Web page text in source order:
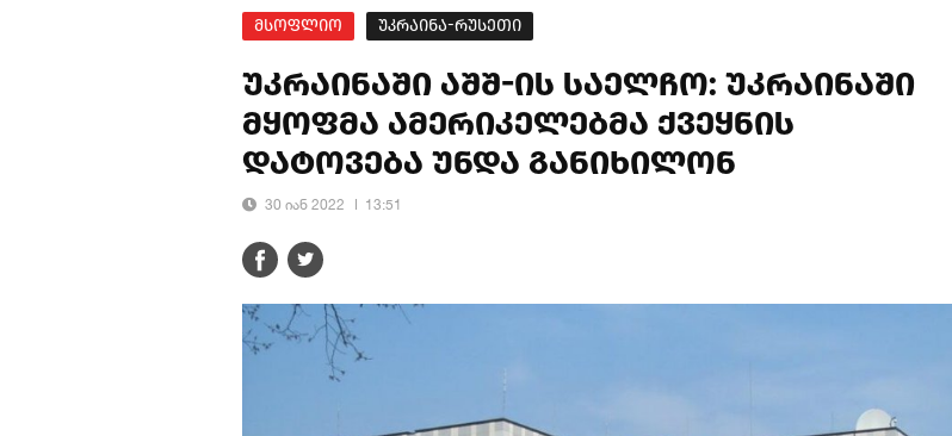
მსოფლიო უკრაინა-რუსეთი
უკრაინაში აშშ-ის საელჩო: უკრაინაში
მყოფმა ამერიკელებმა ქვეყნის
დატოვება უნდა განიხილონ
30 იან 2022 13:51